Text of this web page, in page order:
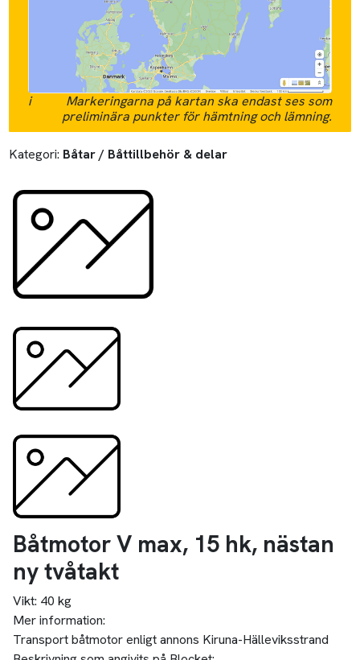
i
Markeringarna på kartan ska endast ses som
preliminära punkter för hämtning och lämning.
Kategori: Båtar / Båttillbehör & delar
Båtmotor V max, 15 hk, nästan
ny tvåtakt
Vikt: 40 kg
Mer information:
Transport båtmotor enligt annons Kiruna-Hälleviksstrand